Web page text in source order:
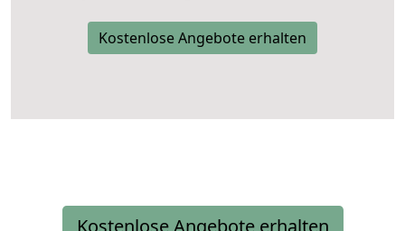
Kostenlose Angebote erhalten
Kostenlose Angebote erhalten